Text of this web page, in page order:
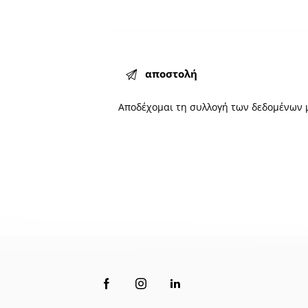
Αποδέχομαι τησυλλογή των δεδομένων